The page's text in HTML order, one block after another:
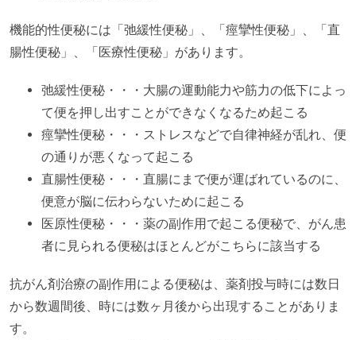
機能的性便秘には「弛緩性便秘」、「痙攣性便秘」、「直
腸性便秘」、「医療性便秘」があります。
弛緩性便秘・・・大腸の運動能力や筋力の低下によっ
て便を押し出すことができなくなるため起こる
痙攣性便秘・・・ストレスなどで自律神経が乱れ、便
の通りが悪くなって起こる
直腸性便秘・・・直腸にまで便が運ばれているのに、
便意が脳に伝わらないために起こる
医原性便秘・・・薬の副作用で起こる便秘で、がん患
者に見られる便秘はほとんどがこちらに該当する
抗がん剤治療の副作用による便秘は、薬剤投与時には数日
から数週間後、時には数ヶ月後から出現することがありま
す。